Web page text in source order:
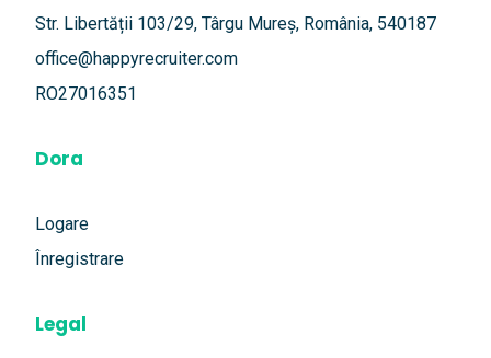
Str. Libertății 103/29, Târgu Mureș, România, 540187
office@happyrecruiter.com
RO27016351
Dora
Logare
Înregistrare
Legal